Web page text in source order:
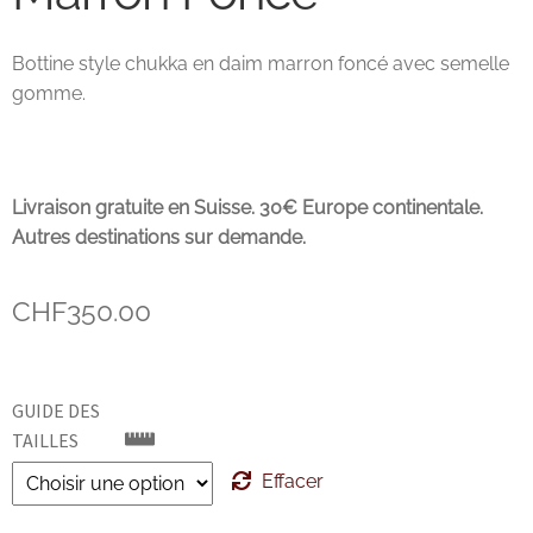
Magnanni Chaussures Genève
Paolo Scafora
TLB
Zonkey Boot
Bottine style chukka en daim marron foncé avec semelle
gomme.
Livraison gratuite en Suisse. 30€ Europe continentale.
Autres destinations sur demande.
CHF350.00
GUIDE DES
TAILLES
Effacer